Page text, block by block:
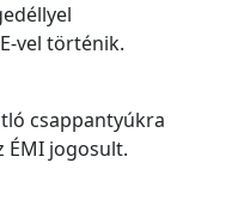
vel történik.
csappantyúkra
ÉMI jogosult.